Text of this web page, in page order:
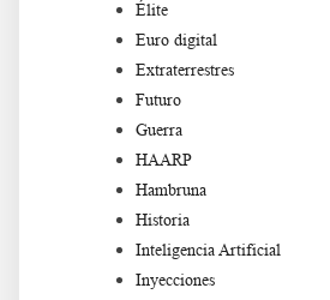
Élite
Euro digital
Extraterrestres
Futuro
Guerra
HAARP
Hambruna
Historia
Inteligencia Artificial
Inyecciones